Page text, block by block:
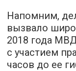
Напомним,
вызвало
2018 года
с участием
часов до ее